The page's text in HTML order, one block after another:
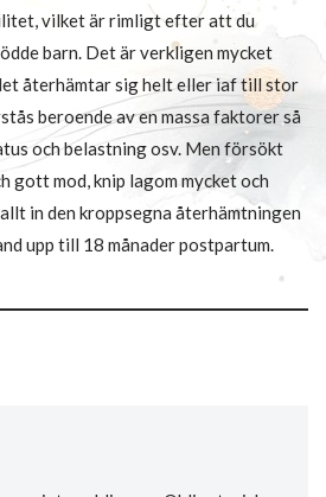
vilket är rimligt efter att du
barn. Det är verkligen mycket
återhämtar sig helt eller iaf till stor
beroende av en massa faktorer så
och belastning osv. Men försökt
gott mod, knip lagom mycket och
in den kroppsegna återhämtningen
upp till 18 månader postpartum.